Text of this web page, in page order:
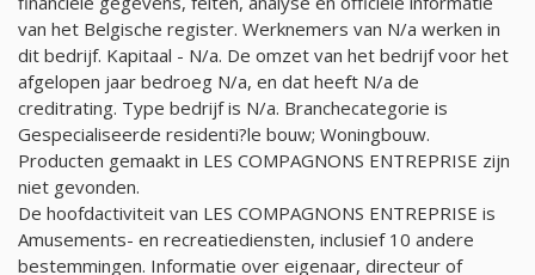
van het Belgische register. Werknemers van N/a werken in
dit bedrijf. Kapitaal - N/a. De omzet van het bedrijf voor het
afgelopen jaar bedroeg N/a, en dat heeft N/a de
creditrating. Type bedrijf is N/a. Branchecategorie is
Gespecialiseerde residenti?le bouw; Woningbouw.
Producten gemaakt in LES COMPAGNONS ENTREPRISE zijn
niet gevonden.
De hoofdactiviteit van LES COMPAGNONS ENTREPRISE is
Amusements- en recreatiediensten, inclusief 10 andere
bestemmingen. Informatie over eigenaar, directeur of